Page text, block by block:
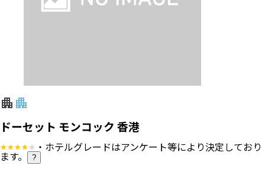
ドーセット モンコック 香港
・ホテルグレードはアンケート等により決定しており
ます。 ?